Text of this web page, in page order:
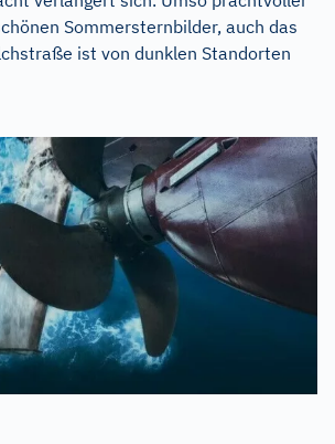
Sommersternbilder, auch das
ist von dunklen Standorten